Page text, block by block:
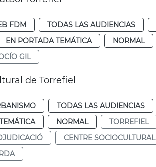
FDM TODAS LAS AUDIENCIAS
EN PORTADA TEMÁTICA NORMAL
GIL
de Torrefiel
TODAS LAS AUDIENCIAS
NORMAL TORREFIEL
CENTRE SOCIOCULTURAL